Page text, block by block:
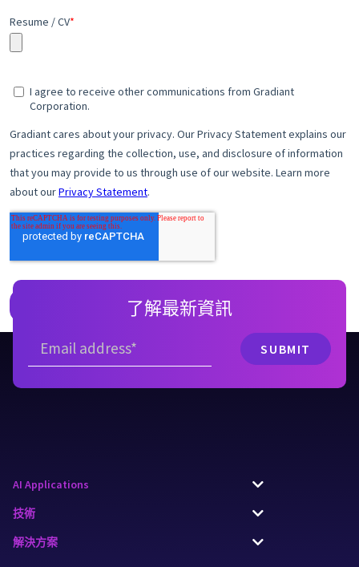
了解最新資訊
AI Applications
技術
解決方案